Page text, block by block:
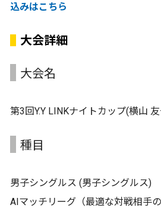
込みはこちら
大会詳細
大会名
第3回Y.Y LINKナイトカップ(横山
種目
男子シングルス (男子シングルス)
AIマッチリーグ（最適な対戦相手の